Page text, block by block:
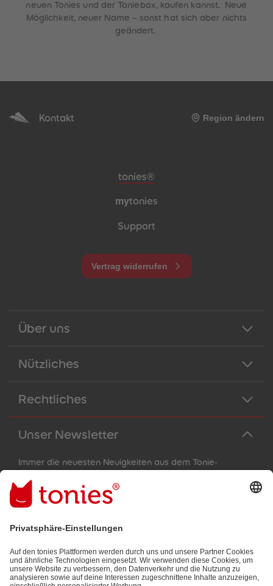
neuen Tonies und der Toniebox, kaufen kannst. Neue
Möglichkeit, neuer Name – sonst hat sich aber nichts
geändert.
Kontakt Region ändern
Meta-Navigation Footer
tonies®
mytonies
Support
Vertrag widerrufen
Über uns
Nützliches
Rechtliches
Unser Newsletter
Immer die neuesten Neuigkeiten aus dem Tonie-
E-Mail-Addresse
Mit dem Absenden abonnierst du unseren E-Mail-Newsletter, der
informationen) und den von dir zu Werbezwecken bereitgestellten
Interaktionsinformationen (z.B. Abspielinformationen) basiert. Du
kannst den Newsletter jederzeit kostenlos abbestellen.
Datenschutzbestimmungen.